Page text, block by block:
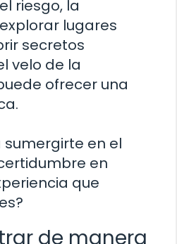
riesgo, la
lugares
secretos
velo de la
ofrecer una
sumergirte en el
en
que
de manera